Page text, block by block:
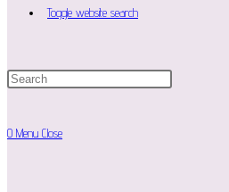
Toggle website search
0 Menu Close